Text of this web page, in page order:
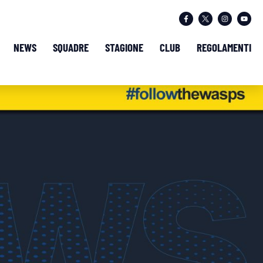
NEWS SQUADRE STAGIONE CLUB REGOLAMENTI